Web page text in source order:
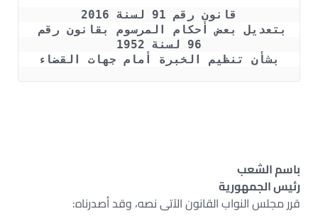
قانون رقم 91 لسنة 2016
96 لسنة 1952
بشأن تنظيم الخبرة أمام جهات القضاء
باسم الشعب
رئيس الجمهورية
قرر مجلس النواب القانون الآتى نصه، وقد أصدرناه: